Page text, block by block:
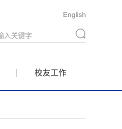
English
校友工作